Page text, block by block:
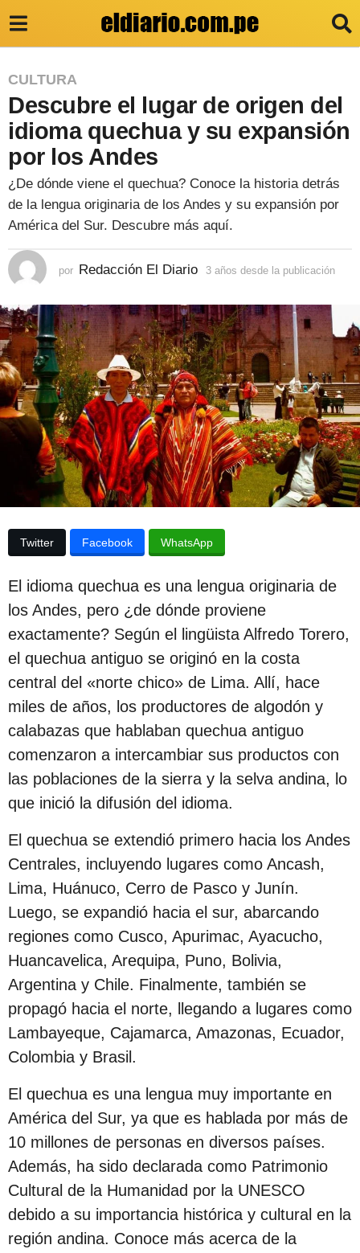
3
a
ñ
o
s
d
e
d
l
a
p
u
b
a
c
i
ó
n
3
a
ñ
o
s
d
e
s
e
l
a
p
u
b
l
i
c
a
c
i
ó
n
CULTURA
Descubre el lugar de origen del
idioma quechua y su expansión
por los Andes
¿De dónde viene el quechua? Conoce la historia detrás
de la lengua originaria de los Andes y su expansión por
América del Sur. Descubre más aquí.
por Redacción El Diario 3 años desde la publicación
d
e
s
d
e
l
a
p
u
b
l
ó
Twitter Facebook WhatsApp
El idioma quechua es una lengua originaria de
los Andes, pero ¿de dónde proviene
exactamente? Según el lingüista Alfredo Torero,
el quechua antiguo se originó en la costa
central del «norte chico» de Lima. Allí, hace
miles de años, los productores de algodón y
calabazas que hablaban quechua antiguo
comenzaron a intercambiar sus productos con
las poblaciones de la sierra y la selva andina, lo
que inició la difusión del idioma.
El quechua se extendió primero hacia los Andes
Centrales, incluyendo lugares como Ancash,
Lima, Huánuco, Cerro de Pasco y Junín.
Luego, se expandió hacia el sur, abarcando
regiones como Cusco, Apurimac, Ayacucho,
Huancavelica, Arequipa, Puno, Bolivia,
Argentina y Chile. Finalmente, también se
propagó hacia el norte, llegando a lugares como
Lambayeque, Cajamarca, Amazonas, Ecuador,
Colombia y Brasil.
El quechua es una lengua muy importante en
América del Sur, ya que es hablada por más de
10 millones de personas en diversos países.
Además, ha sido declarada como Patrimonio
Cultural de la Humanidad por la UNESCO
debido a su importancia histórica y cultural en la
región andina. Conoce más acerca de la